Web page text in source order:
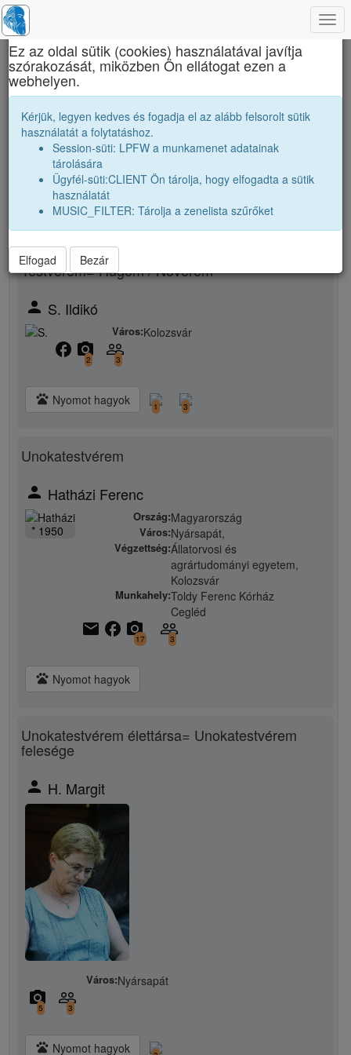
Brassai Sámuel Líceum
D. Enikő
Új rokonsági kapcsolat megjelölése
Rokon neme
Testvérem= Hugom / Növérem
person S. Ildikó
Város:Kolozsvár
facebook camera_alt
2
people_outline
3
pets Nyomot hagyok 1 3
Unokatestvérem
person Hatházi Ferenc
* 1950
Ország:Magyarország
Város:Nyársapát,
Végzettség:Állatorvosi és
agrártudományi egyetem,
Kolozsvár
Munkahely:Toldy Ferenc Kórház
Cegléd
email facebook camera_alt
17
people_outline
3
pets Nyomot hagyok
Unokatestvérem élettársa= Unokatestvérem
felesége
person H. Margit
Város:Nyársapát
camera_alt
5
people_outline
3
pets Nyomot hagyok
×
Ez az oldal sütik (cookies) használatával javítja
szórakozását, miközben Ön ellátogat ezen a
webhelyen.
Kérjük, legyen kedves és fogadja el az alább felsorolt sütik
használatát a folytatáshoz.
Session-süti: LPFW a munkamenet adatainak
tárolására
Ügyfél-süti:CLIENT Ön tárolja, hogy elfogadta a sütik
használatát
MUSIC_FILTER: Tárolja a zenelista szűrőket
Elfogad Bezár